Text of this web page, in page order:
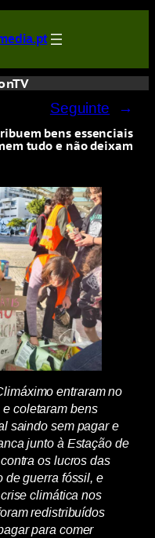
Seguinte →
bens essenciais
tudo e não deixam
entraram no
coletaram bens
saindo sem pagar e
junto à Estação de
os lucros das
de guerra fóssil, e
climática nos
redistribuídos
para comer